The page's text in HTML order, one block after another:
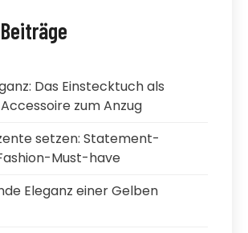
Das Einstecktuch als
zum Anzug
setzen: Statement-
Must-have
Eleganz einer Gelben